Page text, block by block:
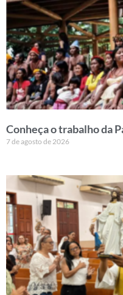
Conheça o trabalho da
7 de agosto de 2026